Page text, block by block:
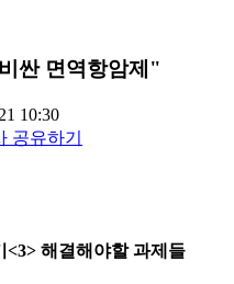
싼 면역항암제"
10:30
공유하기
해결해야할 과제들